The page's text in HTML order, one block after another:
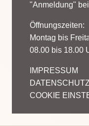
"Anmeldung"
Öffnungszeiten:
Montag bis
08.00 bis 18.00
IMPRESSUM
COOKIE